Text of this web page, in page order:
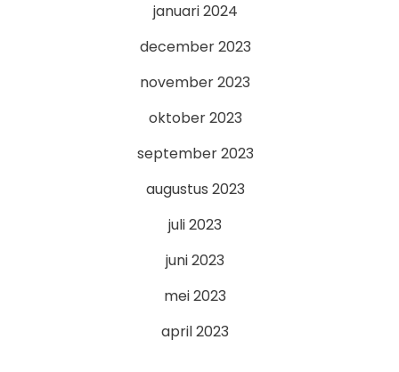
januari 2024
december 2023
november 2023
oktober 2023
september 2023
augustus 2023
juli 2023
juni 2023
mei 2023
april 2023